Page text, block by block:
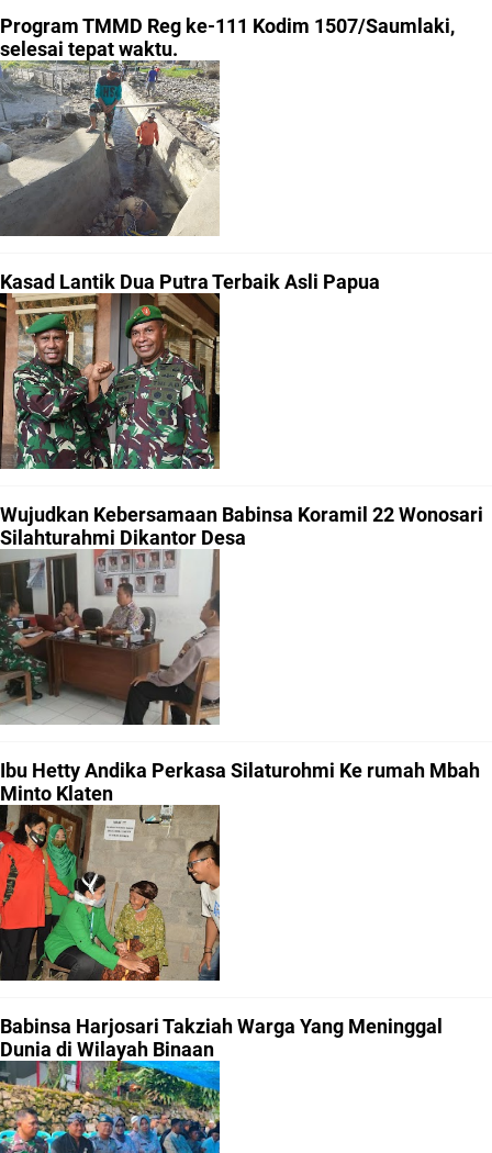
Program TMMD Reg ke-111 Kodim 1507/Saumlaki,
selesai tepat waktu.
Kasad Lantik Dua Putra Terbaik Asli Papua
Wujudkan Kebersamaan Babinsa Koramil 22 Wonosari
Silahturahmi Dikantor Desa
Ibu Hetty Andika Perkasa Silaturohmi Ke rumah Mbah
Minto Klaten
Babinsa Harjosari Takziah Warga Yang Meninggal
Dunia di Wilayah Binaan